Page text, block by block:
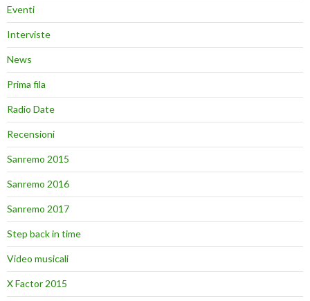
Eventi
Interviste
News
Prima fila
Radio Date
Recensioni
Sanremo 2015
Sanremo 2016
Sanremo 2017
Step back in time
Video musicali
X Factor 2015